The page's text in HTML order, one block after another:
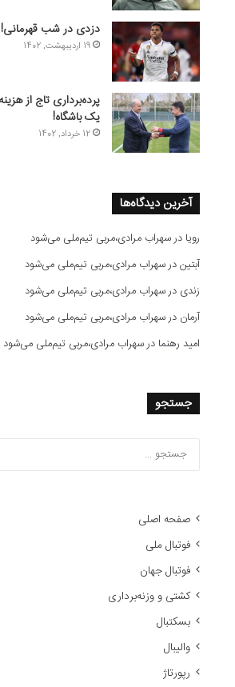
دزدی در شب قهرمانی!
19 اردیبهشت, 1402
یک باشگاه!
12 خرداد, 1402
آخرین دیدگاه‌ها
رویا درسهراب مرادی،مربی تیم‌ملی می‌شود
آبتیندرسهراب مرادی،مربی تیم‌ملی می‌شود
زندی درسهراب مرادی،مربی تیم‌ملی می‌شود
آرمان درسهراب مرادی،مربی تیم‌ملی می‌شود
امید رهنما درسهراب مرادی،مربی تیم‌ملی می‌شود
جستجو
صفحه اصلی
فوتبال ملی
فوتبال جهان
کشتی و وزنه‌برداری
بسکتبال
والیبال
رپورتاژ